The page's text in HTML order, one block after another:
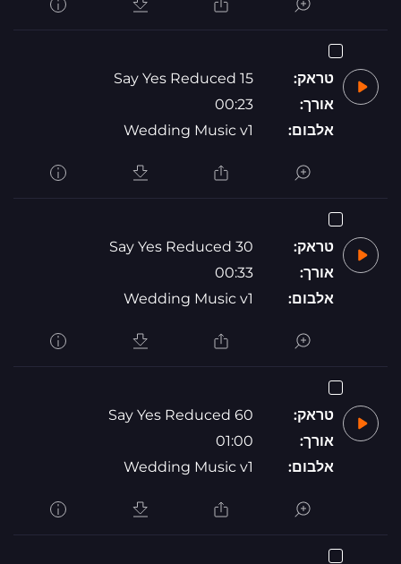
טראק:
Say Yes Reduced 15
אורך:
00:23
אלבום:
Wedding Music v1
טראק:
Say Yes Reduced 30
אורך:
00:33
אלבום:
Wedding Music v1
טראק:
Say Yes Reduced 60
אורך:
01:00
אלבום:
Wedding Music v1